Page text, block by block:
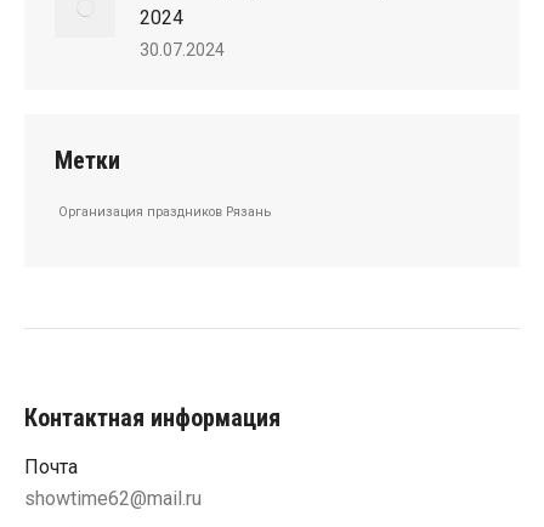
2024
30.07.2024
Метки
Организация праздников Рязань
Контактная информация
Почта
showtime62@mail.ru